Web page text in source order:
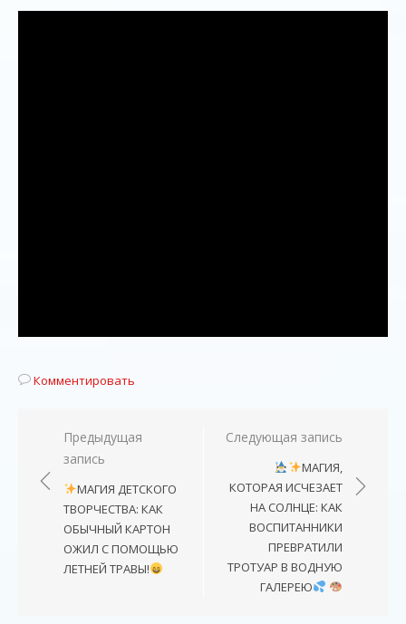
Комментировать
Навигация
записям
Предыдущая
запись
МАГИЯ ДЕТСКОГО
ТВОРЧЕСТВА: КАК
ОБЫЧНЫЙ КАРТОН
ОЖИЛ С ПОМОЩЬЮ
ЛЕТНЕЙ ТРАВЫ!
Следующая запись
МАГИЯ,
КОТОРАЯ ИСЧЕЗАЕТ
НА СОЛНЦЕ: КАК
ВОСПИТАННИКИ
ПРЕВРАТИЛИ
ТРОТУАР В ВОДНУЮ
ГАЛЕРЕЮ